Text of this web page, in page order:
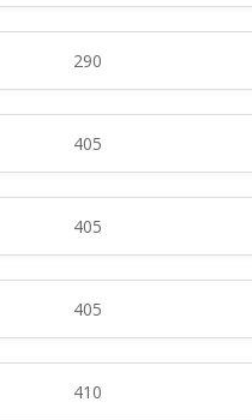
290
405
405
405
410